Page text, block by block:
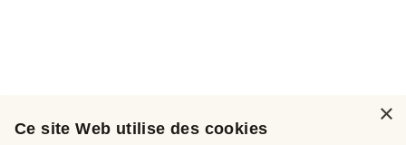
×
Ce site Web utilise des cookies